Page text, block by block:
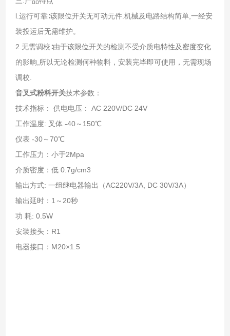
l.运行可靠∶该限位开关无可动元件.机械及电路结构简单,一经安
装投运后无需维护。
2.无需调校∶由于该限位开关的检测不受介质电特性及密度变化
的影晌,所以无论检测何种物料，安装完毕即可使用，无需现场
调校.
音叉式粉料开关技术参数：
技术指标： 供电电压： AC 220V/DC 24V
工作温度: 叉体 -40～150℃
仪表 -30～70℃
工作压力：小于2Mpa
介质密度：低 0.7g/cm3
输出方式: 一组继电器输出（AC220V/3A, DC 30V/3A）
输出延时：1～20秒
功 耗: 0.5W
安装接头：R1
电器接口：M20×1.5